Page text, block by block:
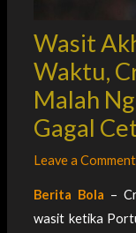
Wasit
Waktu,
Malah
Gagal
Leave a Comment
Berita Bola –
wasit ketika